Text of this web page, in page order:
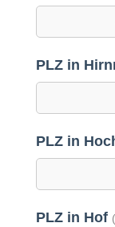
PLZ in
PLZ in
PLZ in Hof